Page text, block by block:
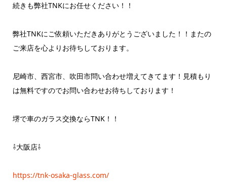
続きも弊社TNKにお任せください！！
弊社TNKにご依頼いただきありがとうございました！！またの
ご来店を心よりお待ちしております。
尼崎市、西宮市、吹田市問い合わせ増えてきてます！見積もり
は無料ですのでお問い合わせお待ちしております！
堺で車のガラス交換ならTNK！！
⇩大阪店⇩
https://tnk-osaka-glass.com/